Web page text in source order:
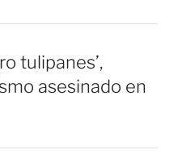
tulipanes’,
asesinado en